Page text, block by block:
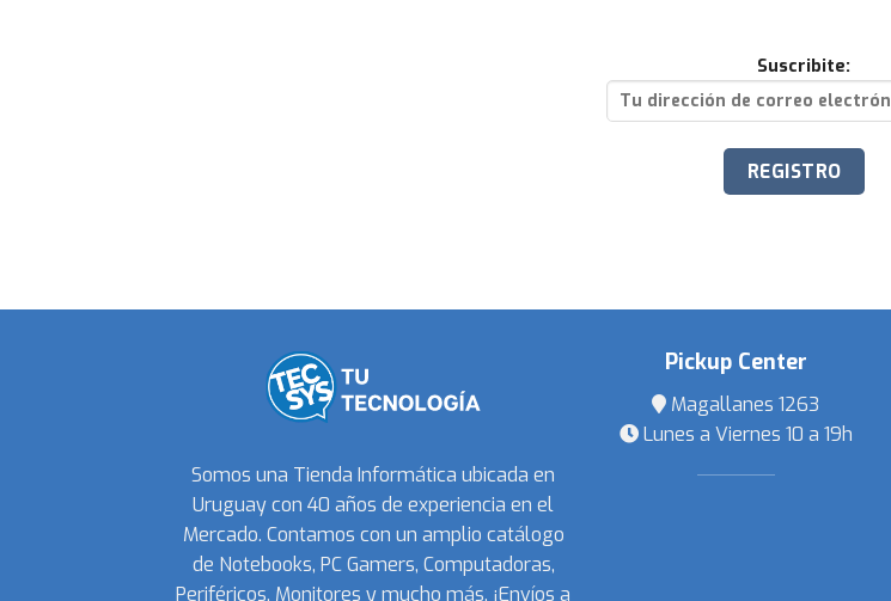
Suscribite:
Somos una Tienda Informática ubicada en
Uruguay con 40 años de experiencia en el
Mercado. Contamos con un amplio catálogo
de Notebooks, PC Gamers, Computadoras,
Periféricos, Monitores y mucho más. ¡Envíos a
Pickup Center
Magallanes 1263
Lunes a Viernes 10 a 19h